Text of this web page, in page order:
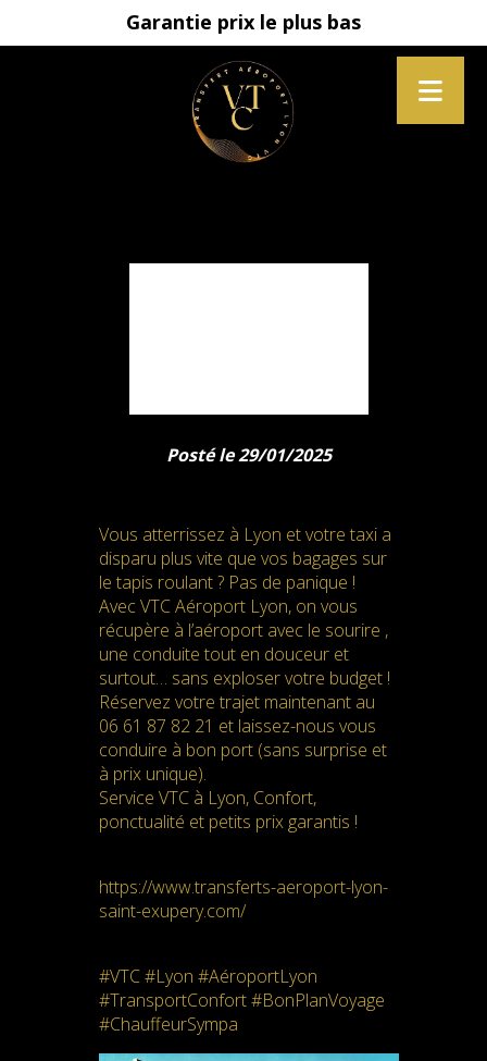
Garantie prix le plus bas
Posté le 29/01/2025
Vous atterrissez à Lyon et votre taxi a
disparu plus vite que vos bagages sur
le tapis roulant ? Pas de panique !
Avec VTC Aéroport Lyon, on vous
récupère à l’aéroport avec le sourire ,
une conduite tout en douceur et
surtout… sans exploser votre budget !
Réservez votre trajet maintenant au
06 61 87 82 21 et laissez-nous vous
conduire à bon port (sans surprise et
à prix unique).
Service VTC à Lyon, Confort,
ponctualité et petits prix garantis !
https://www.transferts-aeroport-lyon-
saint-exupery.com/
#VTC #Lyon #AéroportLyon
#TransportConfort #BonPlanVoyage
#ChauffeurSympa